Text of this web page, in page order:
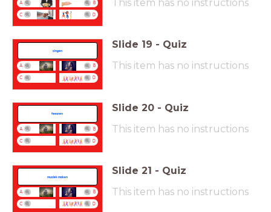
A B
C D
This item has no instructions
zingen
A B
C D
Slide 19 - Quiz
This item has no instructions
feesten
A B
C D
Slide 20 - Quiz
This item has no instructions
muziek maken
A B
C D
Slide 21 - Quiz
This item has no instructions